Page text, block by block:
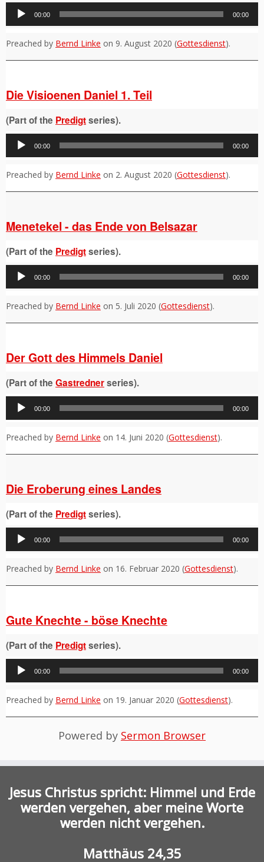
Audio-
Player
00:00 00:00
Preached by Bernd Linke on 9. August 2020 (Gottesdienst).
Die Visioenen Daniel 1. Teil
(Part of the Predigtseries).
Audio-
Player
00:00 00:00
Preached by Bernd Linke on 2. August 2020 (Gottesdienst).
Menetekel - das Ende von Belsazar
(Part of the Predigtseries).
Audio-
Player
00:00 00:00
Preached by Bernd Linke on 5. Juli 2020 (Gottesdienst).
Der Gott des Himmels Daniel
(Part of the Gastrednerseries).
Audio-
Player
00:00 00:00
Preached by Bernd Linke on 14. Juni 2020 (Gottesdienst).
Die Eroberung eines Landes
(Part of the Predigtseries).
Audio-
Player
00:00 00:00
Preached by Bernd Linke on 16. Februar 2020 (Gottesdienst).
Gute Knechte - böse Knechte
(Part of the Predigtseries).
Audio-
Player
00:00 00:00
Preached by Bernd Linke on 19. Januar 2020 (Gottesdienst).
Powered by Sermon Browser
Jesus Christus spricht: Himmel und Erde
werden vergehen, aber meine Worte
werden nicht vergehen.
Matthäus 24,35